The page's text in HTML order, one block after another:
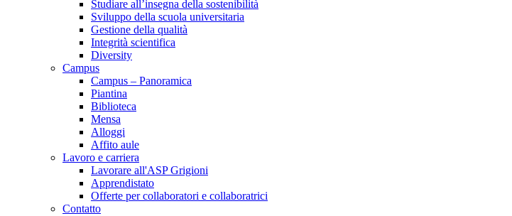
Studiare all’insegna della sostenibilità
Sviluppo della scuola universitaria
Gestione della qualità
Integrità scientifica
Diversity
Campus
Campus – Panoramica
Piantina
Biblioteca
Mensa
Alloggi
Affito aule
Lavoro e carriera
Lavorare all'ASP Grigioni
Apprendistato
Offerte per collaboratori e collaboratrici
Contatto